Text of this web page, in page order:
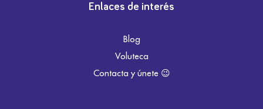
Enlaces de interés
Blog
Voluteca
Contacta y únete 😉